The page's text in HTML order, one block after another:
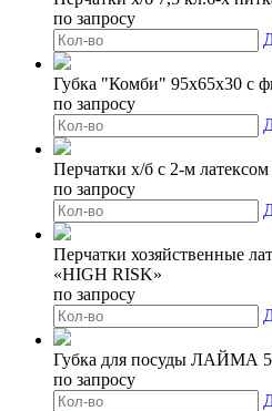
по запросу
Губка "Комби" 95х65х30 с
по запросу
Перчатки х/б с 2-м латексом
по запросу
Перчатки хозяйственные
«HIGH RISK»
по запросу
Губка для посуды ЛАЙМА
по запросу